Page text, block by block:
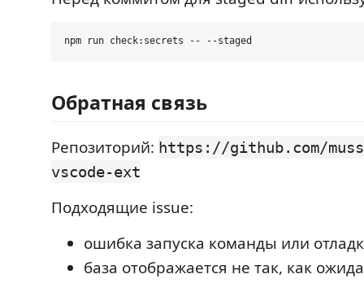
Обратная связь
Репозиторий: https://github.com/
vscode-ext
Подходящие issue:
ошибка запуска команды или
база отображается не так, как